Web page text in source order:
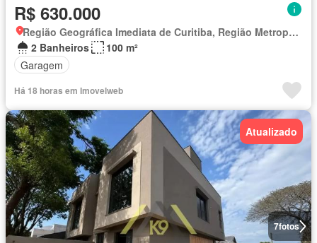
R$ 630.000
Região Geográfica Imediata de Curitiba, Região Metropolitana de Curitiba
2 Banheiros
100 m²
Garagem
Há 18 horas em Imovelweb
7fotos
Atualizado